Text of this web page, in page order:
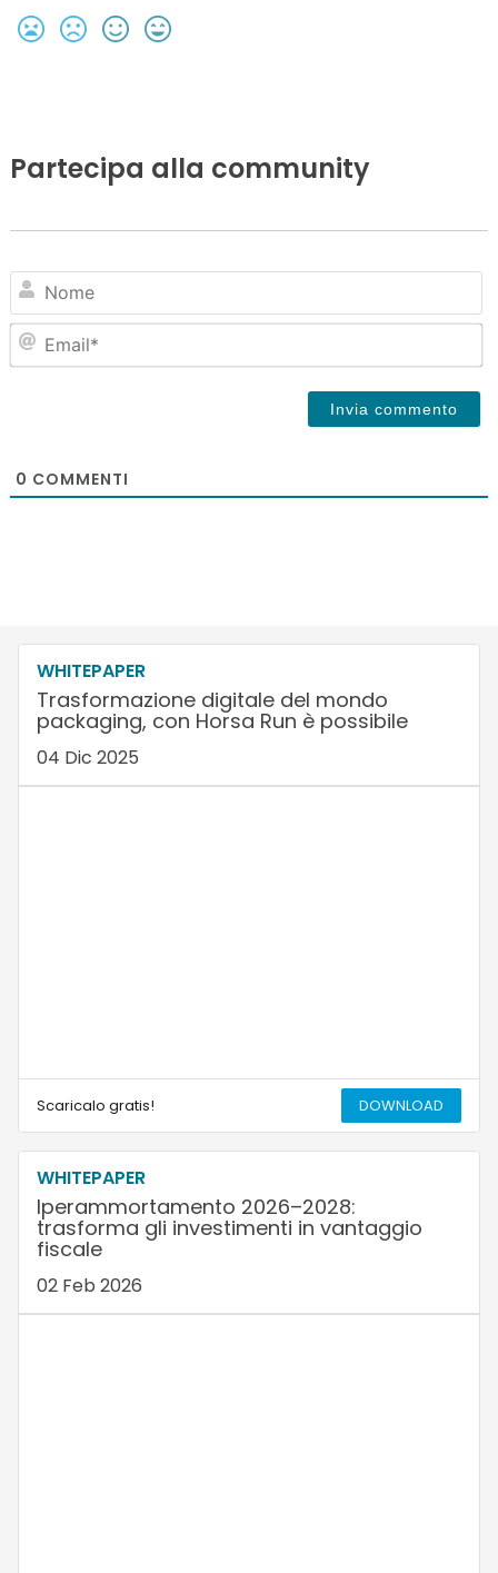
Partecipa alla community
0 COMMENTI
WHITEPAPER
Trasformazione digitale del mondo
packaging, con Horsa Run è possibile
04 Dic 2025
Scaricalo gratis! DOWNLOAD
WHITEPAPER
Iperammortamento 2026–2028:
trasforma gli investimenti in vantaggio
fiscale
02 Feb 2026